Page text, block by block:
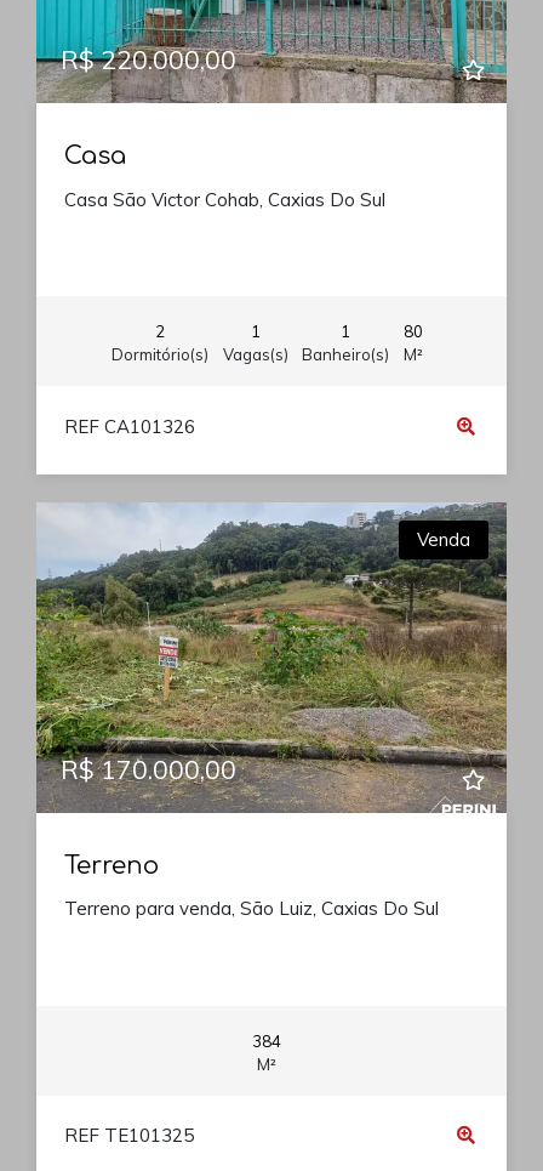
R$ 220.000,00
Casa
Casa São Victor Cohab, Caxias Do Sul
2
Dormitório(s)
1
Vagas(s)
1
Banheiro(s)
80
M²
REF CA101326
Venda
R$ 170.000,00
Terreno
Terreno para venda, São Luiz, Caxias Do Sul
384
M²
REF TE101325